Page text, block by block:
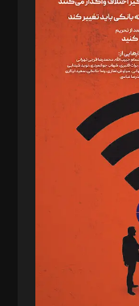
سروش کرمیان،
فائزه فتحی